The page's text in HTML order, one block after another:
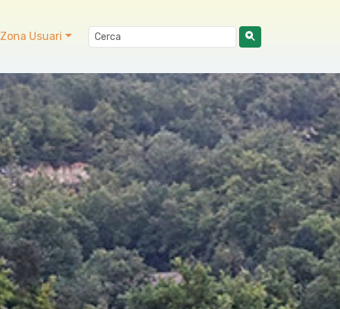
Zona Usuari